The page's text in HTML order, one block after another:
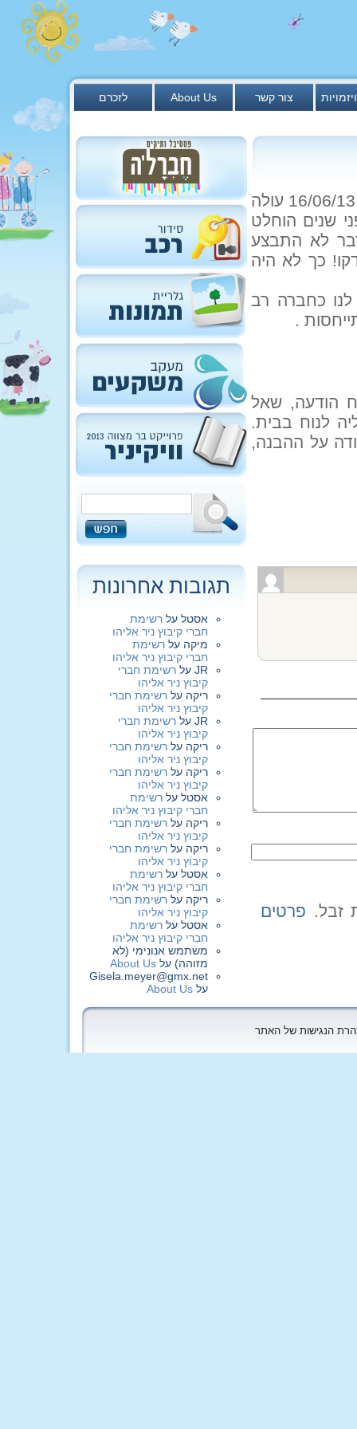
לזכרם About Us צור קשר
1. לחברים, לאחר שקראתי שבאסיפה של יום ראשון 16/06/13 עולה
שנים הוחלט
לא התבצע
כך לא היה
כחברה רב
.
הודעה, שאל
לנוח בבית.
על ההבנה,
פרטים
תגובות אחרונות
אסטל על רשימת
חברי קיבוץ ניר אליהו
מיקה על רשימת
חברי קיבוץ ניר אליהו
JR על רשימת חברי
קיבוץ ניר אליהו
ריקה על רשימת חברי
קיבוץ ניר אליהו
JR על רשימת חברי
קיבוץ ניר אליהו
ריקה על רשימת חברי
קיבוץ ניר אליהו
ריקה על רשימת חברי
קיבוץ ניר אליהו
אסטל על רשימת
חברי קיבוץ ניר אליהו
ריקה על רשימת חברי
קיבוץ ניר אליהו
ריקה על רשימת חברי
קיבוץ ניר אליהו
אסטל על רשימת
חברי קיבוץ ניר אליהו
ריקה על רשימת חברי
קיבוץ ניר אליהו
אסטל על רשימת
חברי קיבוץ ניר אליהו
משתמש אנונימי (לא
מזוהה) על About Us
Gisela.meyer@gmx.net
על About Us
הנגישות של האתר